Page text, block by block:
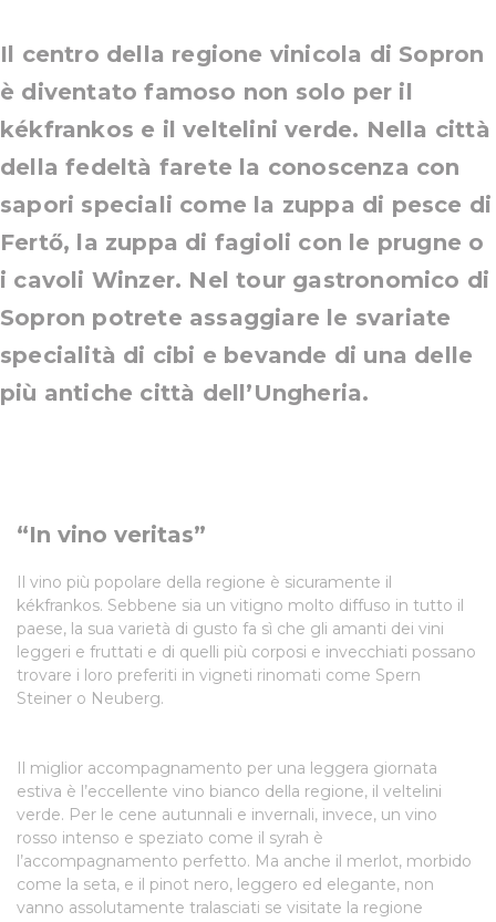
Il centro della regione vinicola di Sopron
è diventato famoso non solo per il
kékfrankos e il veltelini verde. Nella città
della fedeltà farete la conoscenza con
sapori speciali come la zuppa di pesce di
Fertő, la zuppa di fagioli con le prugne o
i cavoli Winzer. Nel tour gastronomico di
Sopron potrete assaggiare le svariate
specialità di cibi e bevande di una delle
più antiche città dell’Ungheria.
“In vino veritas”
Il vino più popolare della regione è sicuramente il
kékfrankos. Sebbene sia un vitigno molto diffuso in tutto il
paese, la sua varietà di gusto fa sì che gli amanti dei vini
leggeri e fruttati e di quelli più corposi e invecchiati possano
trovare i loro preferiti in vigneti rinomati come Spern
Steiner o Neuberg.
Il miglior accompagnamento per una leggera giornata
estiva è l’eccellente vino bianco della regione, il veltelini
verde. Per le cene autunnali e invernali, invece, un vino
rosso intenso e speziato come il syrah è
l’accompagnamento perfetto. Ma anche il merlot, morbido
come la seta, e il pinot nero, leggero ed elegante, non
vanno assolutamente tralasciati se visitate la regione